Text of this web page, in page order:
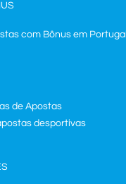
com Bônus em Portugal
de Apostas
desportivas